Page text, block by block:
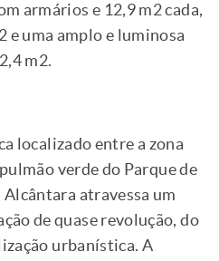
armários e 12,9 m2 cada,
e uma amplo e luminosa
m2.
localizado entre a zona
verde do Parque de
atravessa um
de quase revolução, do
urbanística. A